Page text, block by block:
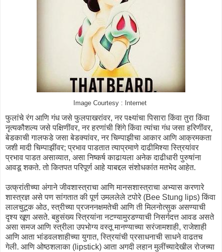
Image Courtesy : Internet
फुलांचे रंग आणि गंध जसे फुलपाखरांवर, नर पक्ष्यांचा पिसारा किंवा तुरा किंवा
नृत्यकौशल्य जसे पक्षिणींवर, नर हरणांची शिंगे किंवा त्यांचा गंध जसा हरिणींवर,
बेडकाची गालफडे जसा बेडक्यांवर, नर चिम्पाझीचा आकार आणि आक्रमकता
जशी मादी चिम्पाझींवर; प्रभाव पाडतात त्याप्रमाणे दाढीमिश्या स्त्रियांवर
प्रभाव पाडत असाव्यात, असा निष्कर्ष काढायला अनेक दाढीधारी पुरुषांना
आवडू शकते. तो कितपत परिपूर्ण आहे याबद्दल संशोधकांत मतभेद आहेत.
उत्क्रांतीच्या अंगाने जीवशास्त्राचा आणि मानसशास्त्राचा अभ्यास करणारे
शास्त्रज्ञ असे पण सांगतात की पूर्ण उमललेले टपोरे (Bee Stung lips) किंवा
लालचुटूक ओठ, स्त्रीच्या प्रजननक्षमतेची आणि ती मिलनोत्सुक असण्याची
दृश्य खूण असते. बहुसंख्य स्त्रियांना नटण्यामुरडण्याची निसर्गदत्त आवड असते
असा समज आणि स्त्रीला उपभोग्य वस्तू मानण्याच्या सरंजामशाही, राजेशाही
आणि आता भांडवलशाहीच्या युगात, स्त्रियांची प्रसाधनाची साधने वाढतच
गेली. आणि ओष्ठशलाका (lipstick) आता अगदी लहान मुलींच्यादेखील रोजच्या